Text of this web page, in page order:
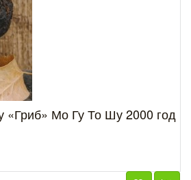
«Гриб» Мо Гу То Шу 2000 год